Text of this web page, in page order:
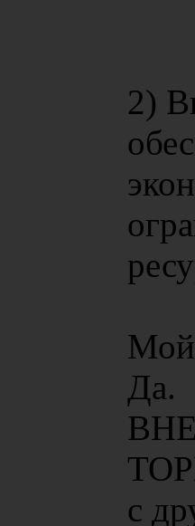
2)
Мой
Да.
с